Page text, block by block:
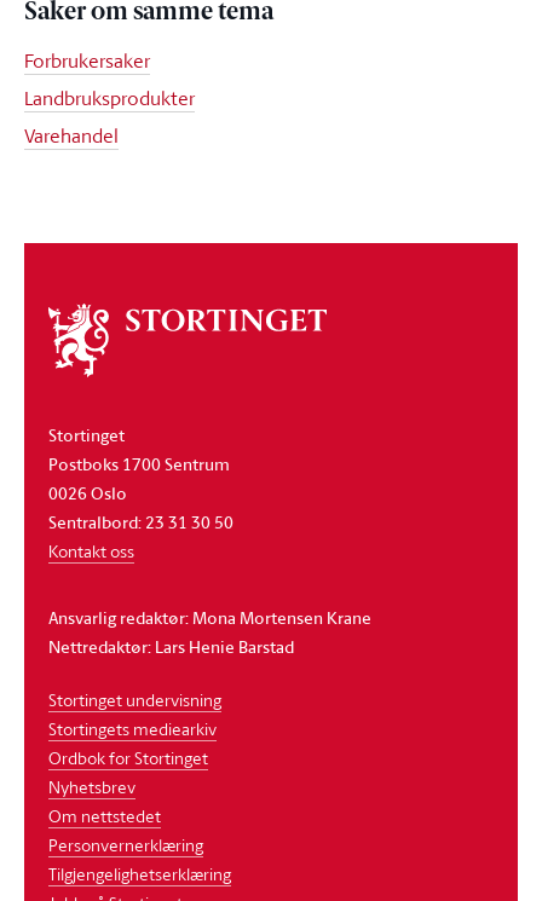
Saker om samme tema
Forbrukersaker
Landbruksprodukter
Varehandel
Om
stortinget
Stortinget
Postboks 1700 Sentrum
0026 Oslo
Sentralbord: 23 31 30 50
Kontakt oss
Ansvarlig redaktør: Mona Mortensen Krane
Nettredaktør: Lars Henie Barstad
Stortinget undervisning
Stortingets mediearkiv
Ordbok for Stortinget
Nyhetsbrev
Om nettstedet
Personvernerklæring
Tilgjengelighetserklæring